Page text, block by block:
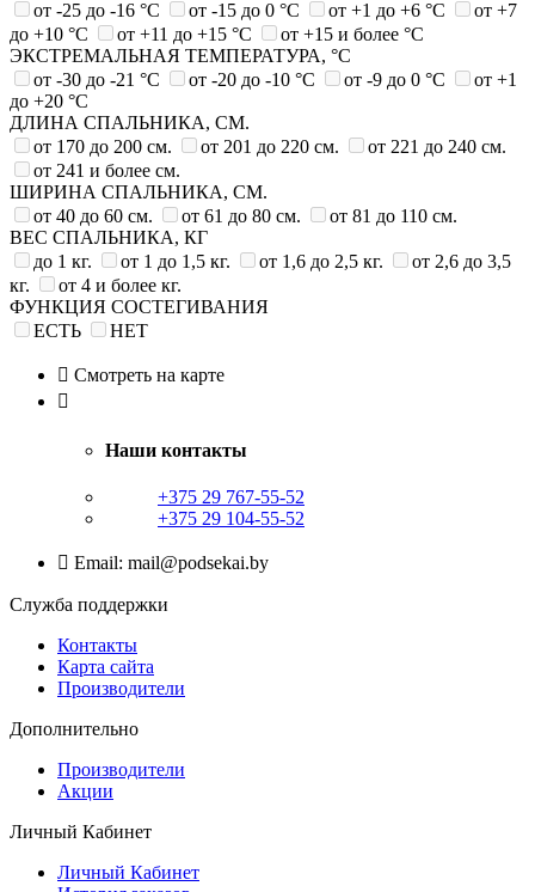
от -25 до -16 °C
от -15 до 0 °C от +1 до +6 °C
от +7
до +10 °C
от +11 до +15 °C
от +15 и более °C
ЭКСТРЕМАЛЬНАЯ ТЕМПЕРАТУРА, °C
от -30 до -21 °C
от -20 до -10 °C от -9 до 0 °C
от +1
до +20 °C
ДЛИНА СПАЛЬНИКА, СМ.
от 170 до 200 см.
от 201 до 220 см.
от 221 до 240 см.
от 241 и более см.
ШИРИНА СПАЛЬНИКА, СМ.
от 40 до 60 см.
от 61 до 80 см.
от 81 до 110 см.
ВЕС СПАЛЬНИКА, КГ
до 1 кг.
от 1 до 1,5 кг. от 1,6 до 2,5 кг.
от 2,6 до 3,5
кг.
от 4 и более кг.
ФУНКЦИЯ СОСТЕГИВАНИЯ
ЕСТЬ
НЕТ
Смотреть на карте
Наши контакты
+375 29 767-55-52
+375 29 104-55-52
Email: mail@podsekai.by
Служба поддержки
Контакты
Карта сайта
Производители
Дополнительно
Производители
Акции
Личный Кабинет
Личный Кабинет